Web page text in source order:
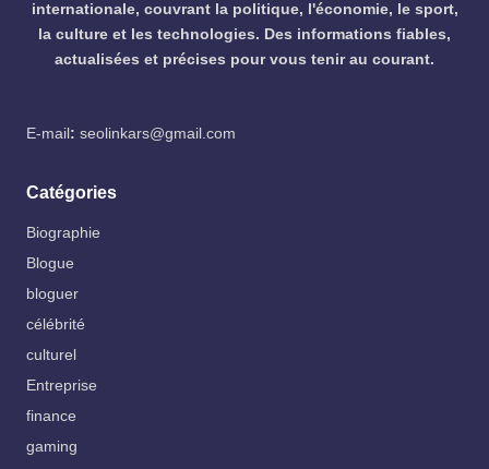
internationale, couvrant la politique, l'économie, le sport,
la culture et les technologies. Des informations fiables,
actualisées et précises pour vous tenir au courant.
E-mail : seolinkars@gmail.com
Catégories
Biographie
Blogue
bloguer
célébrité
culturel
Entreprise
finance
gaming